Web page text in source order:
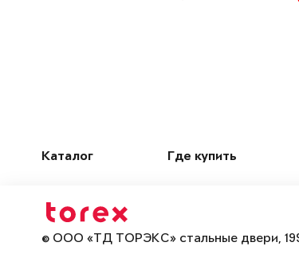
Каталог Где купить
© ООО «ТД ТОРЭКС» стальные двери,